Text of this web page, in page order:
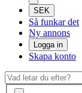
SEK
Så funkar det
Ny annons
Logga in
Skapa konto